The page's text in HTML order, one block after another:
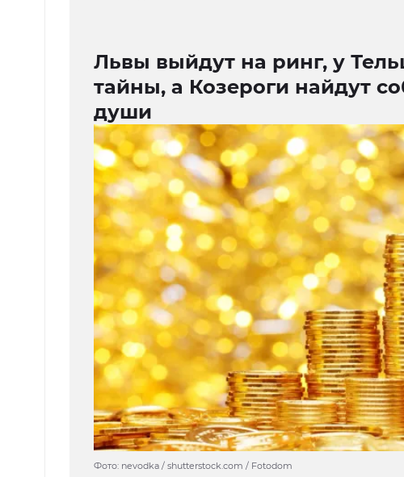
Львы выйдут на ринг, у
тайны, а Козероги найдут
души
Фото: nevodka / shutterstock.com / Fotodom